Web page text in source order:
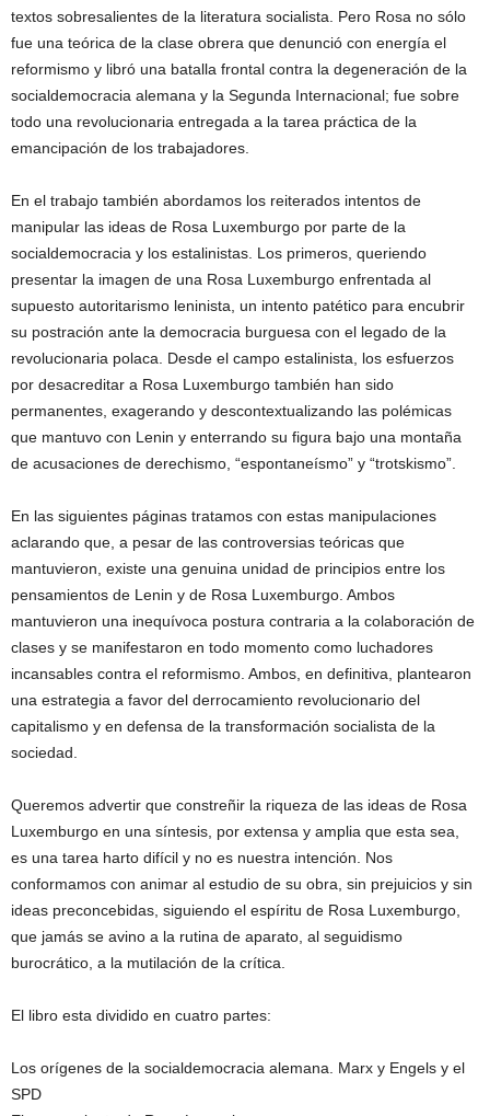
textos sobresalientes de la literatura socialista. Pero Rosa no sólo
fue una teórica de la clase obrera que denunció con energía el
reformismo y libró una batalla frontal contra la degeneración de la
socialdemocracia alemana y la Segunda Internacional; fue sobre
todo una revolucionaria entregada a la tarea práctica de la
emancipación de los trabajadores.
En el trabajo también abordamos los reiterados intentos de
manipular las ideas de Rosa Luxemburgo por parte de la
socialdemocracia y los estalinistas. Los primeros, queriendo
presentar la imagen de una Rosa Luxemburgo enfrentada al
supuesto autoritarismo leninista, un intento patético para encubrir
su postración ante la democracia burguesa con el legado de la
revolucionaria polaca. Desde el campo estalinista, los esfuerzos
por desacreditar a Rosa Luxemburgo también han sido
permanentes, exagerando y descontextualizando las polémicas
que mantuvo con Lenin y enterrando su figura bajo una montaña
de acusaciones de derechismo, “espontaneísmo” y “trotskismo”.
En las siguientes páginas tratamos con estas manipulaciones
aclarando que, a pesar de las controversias teóricas que
mantuvieron, existe una genuina unidad de principios entre los
pensamientos de Lenin y de Rosa Luxemburgo. Ambos
mantuvieron una inequívoca postura contraria a la colaboración de
clases y se manifestaron en todo momento como luchadores
incansables contra el reformismo. Ambos, en definitiva, plantearon
una estrategia a favor del derrocamiento revolucionario del
capitalismo y en defensa de la transformación socialista de la
sociedad.
Queremos advertir que constreñir la riqueza de las ideas de Rosa
Luxemburgo en una síntesis, por extensa y amplia que esta sea,
es una tarea harto difícil y no es nuestra intención. Nos
conformamos con animar al estudio de su obra, sin prejuicios y sin
ideas preconcebidas, siguiendo el espíritu de Rosa Luxemburgo,
que jamás se avino a la rutina de aparato, al seguidismo
burocrático, a la mutilación de la crítica.
El libro esta dividido en cuatro partes:
Los orígenes de la socialdemocracia alemana. Marx y Engels y el
SPD